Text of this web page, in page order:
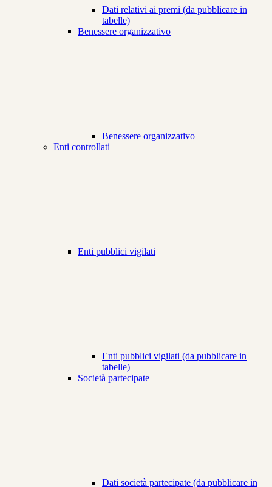
Dati relativi ai premi (da pubblicare in
tabelle)
Benessere organizzativo
Benessere organizzativo
Enti controllati
Enti pubblici vigilati
Enti pubblici vigilati (da pubblicare in
tabelle)
Società partecipate
Dati società partecipate (da pubblicare in